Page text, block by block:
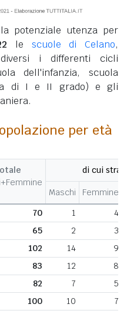
potenziale utenza per
le scuole di Celano,
i differenti cicli
dell'infanzia, scuola
di I e II grado) e gli
per età
di cui
Maschi Femmine
70 1
4
65 2
3
102 14
9
83 12
8
82 7
5
100 10
7